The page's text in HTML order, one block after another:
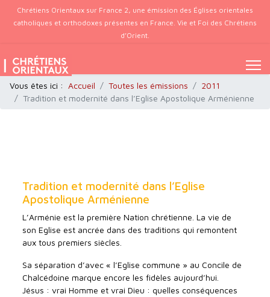
Chrétiens Orientaux sur France 2, une émission des Églises orientales
catholiques et orthodoxes présentes en France. Vie et Foi des Chrétiens
d’Orient.
Vous êtes ici : Accueil Toutes les émissions
2011
Tradition et modernité dans l’Eglise Apostolique Arménienne
Tradition et modernité dans l’Eglise
Apostolique Arménienne
L’Arménie est la première Nation chrétienne. La vie de
son Eglise est ancrée dans des traditions qui remontent
aux tous premiers siècles.
Sa séparation d’avec « l’Eglise commune » au Concile de
Chalcédoine marque encore les fidèles aujourd’hui.
Jésus : vrai Homme et vrai Dieu : quelles conséquences